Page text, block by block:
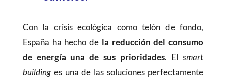
Con la crisis ecológica como telón de fondo,
España ha hecho de la reducción del consumo
de energía una de sus prioridades. Elsmart
buildinges una de las soluciones perfectamente